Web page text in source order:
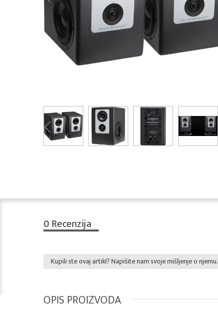
0 Recenzija
Kupili ste ovaj artikl? Napišite nam svoje mišljenje o njemu.
OPIS PROIZVODA